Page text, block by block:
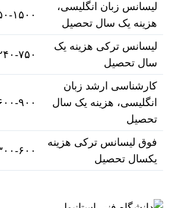
لیسانس زبان انگلیسی،
هزینه یک سال تحصیل
۴۵۰-۱۵۰۰
لیسانس ترکی هزینه یک
سال تحصیل
۲۴۰-۷۵۰
کارشناسی ارشد زبان
انگلیسی، هزینه یک سال
تحصیل
۶۰۰-۹۰۰
فوق لیسانس ترکی هزینه
یکسال تحصیل
۳۰۰-۶۰۰